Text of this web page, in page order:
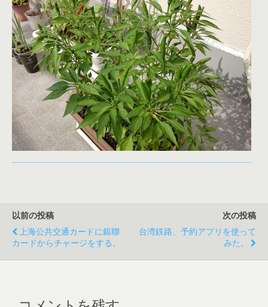
以前の投稿
上海公共交通カードに銀聯
カードからチャージをする。
次の投稿
台湾鉄路、予約アプリを使って
みた。